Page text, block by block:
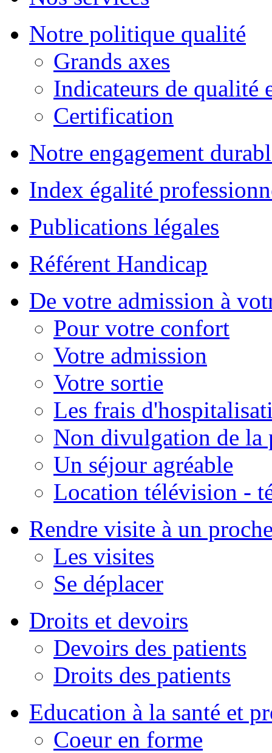
Notre politique qualité
Grands axes
Indicateurs de qualité
Certification
Notre engagement
Index égalité
Publications légales
Référent Handicap
De votre admission à
Pour votre confort
Votre admission
Votre sortie
Les frais
Non divulgation de la
Un séjour agréable
Location télévision -
Rendre visite à un
Les visites
Se déplacer
Droits et devoirs
Devoirs des patients
Droits des patients
Education à la santé et
Coeur en forme